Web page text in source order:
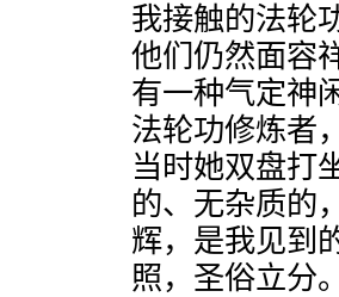
我接触的法轮
他们仍然面容
有一种气定神
法轮功修炼者
当时她双盘打
的、无杂质的
辉，是我见到
照，圣俗立分